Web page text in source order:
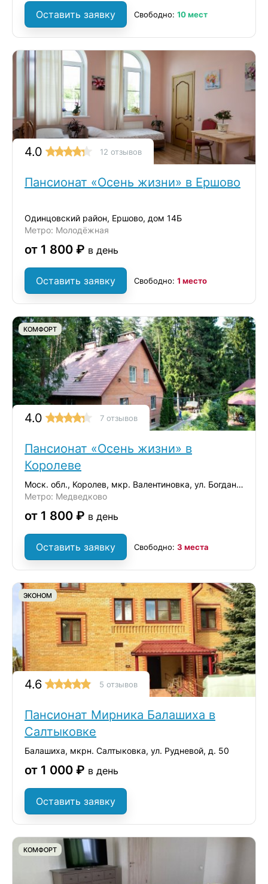
Оставить заявку Свободно: 10 мест
4.0 12 отзывов
Пансионат «Осень жизни» в Ершово
Одинцовский район, Ершово, дом 14Б
Метро: Молодёжная
от 1 800 ₽ в день
Оставить заявку Свободно: 1 место
КОМФОРТ
4.0 7 отзывов
Пансионат «Осень жизни» в
Королеве
Моск. обл., Королев, мкр. Валентиновка, ул. Богдана Хмельницкого, 8/17
Метро: Медведково
от 1 800 ₽ в день
Оставить заявку Свободно: 3 места
ЭКОНОМ
4.6 5 отзывов
Пансионат Мирника Балашиха в
Салтыковке
Балашиха, мкрн. Салтыковка, ул. Рудневой, д. 50
от 1 000 ₽ в день
Оставить заявку
КОМФОРТ